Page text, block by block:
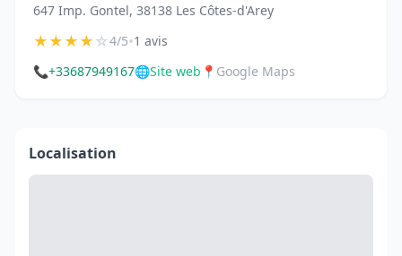
647 Imp. Gontel, 38138 Les Côtes-d'Arey
★★★★☆4/5•1 avis
📞+33687949167🌐Site web 📍 Google Maps
Localisation